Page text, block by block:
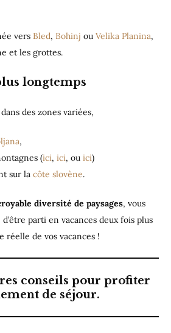
vers Bled, Bohinj ou Velika Planina,
et les grottes.
longtemps
des zones variées,
,
(ici, ici, ou ici)
sur la côte slovène.
diversité de paysages, vous
parti en vacances deux fois plus
réelle de vos vacances !
conseils pour profiter
de séjour.